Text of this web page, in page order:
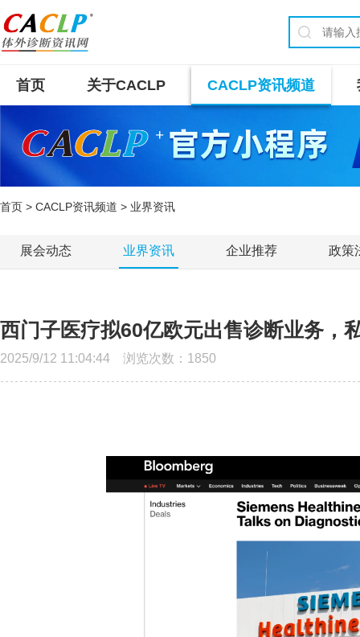
首页 关于CACLP CACLP资讯频道
首页 > CACLP资讯频道 > 业界资讯
展会动态 业界资讯 企业推荐 政策
西门子医疗拟60亿欧元出售诊断业务，
2025/9/12 11:04:44 浏览次数： 1850